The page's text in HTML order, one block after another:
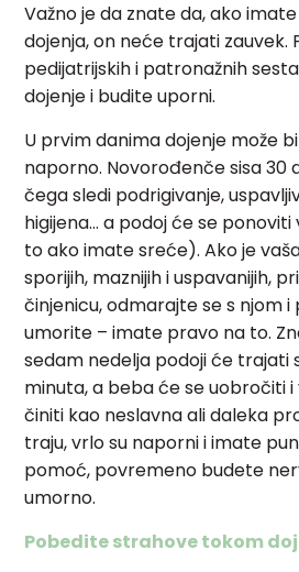
Važno je da znate da, ako
dojenja, on neće trajati zauvek.
pedijatrijskih i patronažnih
dojenje i budite uporni.
U prvim danima dojenje može
naporno. Novorođenče sisa 30
čega sledi podrigivanje,
higijena… a podoj će se
to ako imate sreće). Ako je
sporijih, maznijih i uspavanijih,
činjenicu, odmarajte se s njom
umorite – imate pravo na to.
sedam nedelja podoji će trajati
minuta, a beba će se uobročiti
činiti kao neslavna ali daleka
traju, vrlo su naporni i imate
pomoć, povremeno budete
umorno.
Pobedite strahove tokom